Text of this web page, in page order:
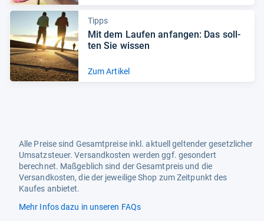
Tipps
Mit dem Lau­fen anfan­gen: Das soll­
ten Sie wis­sen
Zum Artikel
Alle Preise sind Gesamtpreise inkl. aktuell geltender gesetzlicher
Umsatzsteuer. Versandkosten werden ggf. gesondert
berechnet. Maßgeblich sind der Gesamtpreis und die
Versandkosten, die der jeweilige Shop zum Zeitpunkt des
Kaufes anbietet.
Mehr Infos dazu in unseren FAQs